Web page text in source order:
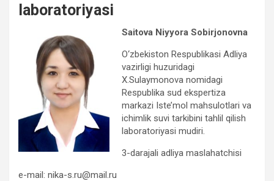
laboratoriyasi
Saitova Niyyora Sobirjonovna
O‘zbekiston Respublikasi Adliya
vazirligi huzuridagi
X.Sulaymonova nomidagi
Respublika sud ekspertiza
markazi Iste’mol mahsulotlari va
ichimlik suvi tarkibini tahlil qilish
laboratoriyasi mudiri.
3-darajali adliya maslahatchisi
e-mail: nika-s.ru@mail.ru